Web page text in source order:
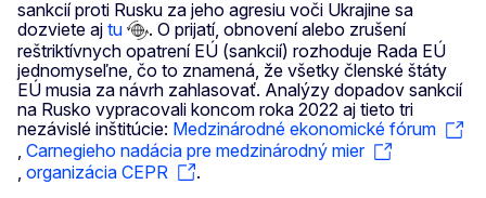
sankcií proti Rusku za jeho agresiu voči Ukrajine sa
dozviete aj tu
. O prijatí, obnovení alebo zrušení
reštriktívnych opatrení EÚ (sankcií) rozhoduje Rada EÚ
jednomyseľne, čo to znamená, že všetky členské štáty
EÚ musia za návrh zahlasovať. Analýzy dopadov sankcií
na Rusko vypracovali koncom roka 2022 aj tieto tri
nezávislé inštitúcie: Medzinárodné ekonomické fórum
Carnegieho nadácia pre medzinárodný mier
organizácia CEPR
.